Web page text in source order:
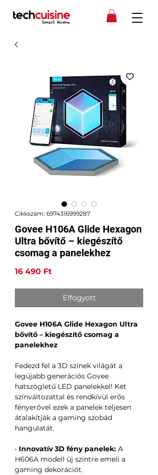
Cikkszám: 6974316999287
Govee H106A Glide Hexagon
Ultra bővítő – kiegészítő
csomag a panelekhez
16 490 FtÁr
Elfogyott
Govee H106A Glide Hexagon Ultra
bővítő – kiegészítő csomag a
panelekhez
Fedezd fel a 3D színek világát a
legújabb generációs Govee
hatszögletű LED panelekkel! Két
színváltozattal és rendkívül erős
fényerővel ezek a panelek teljesen
átalakítják a gaming szobád
hangulatát.
• Innovatív 3D fény panelek: A
H606A modell új szintre emeli a
gaming dekorációt.